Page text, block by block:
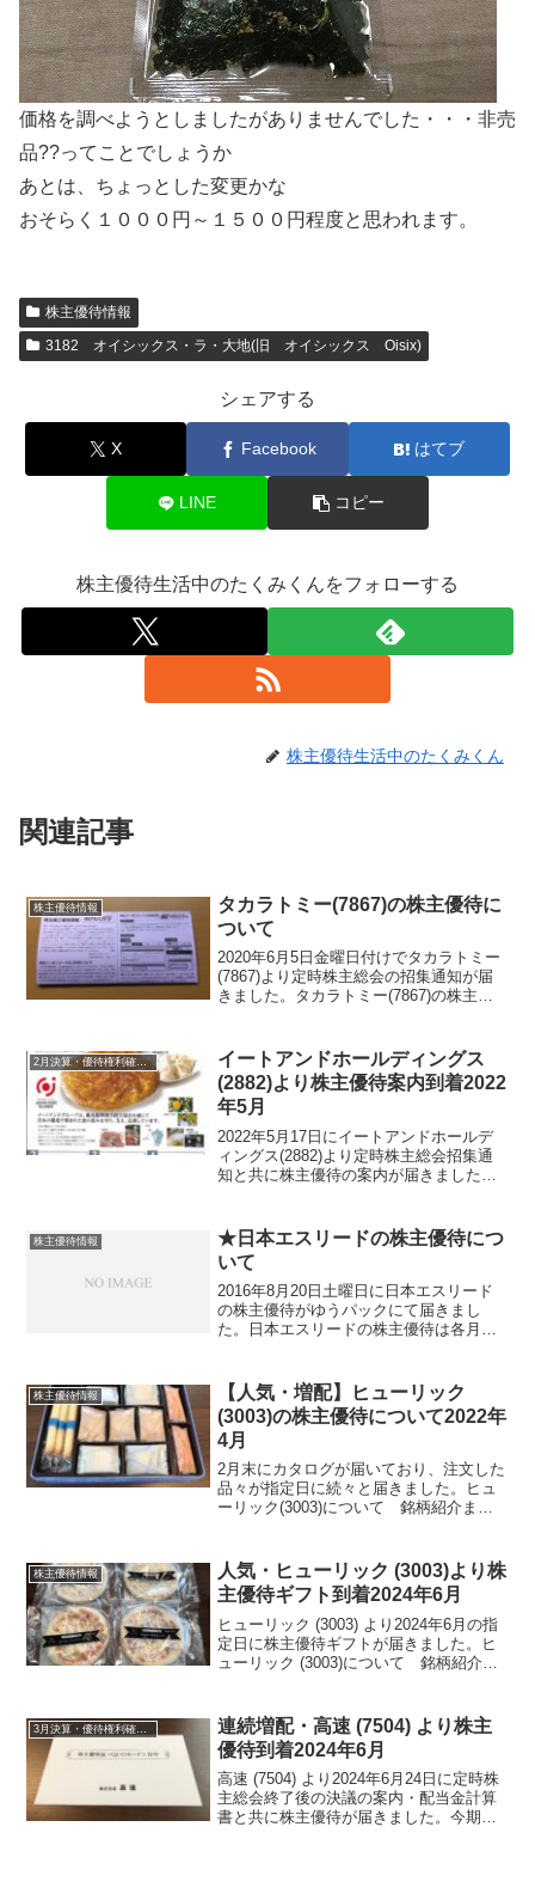
価格を調べようとしましたがありませんでした・・・非売
品??ってことでしょうか
あとは、ちょっとした変更かな
おそらく１０００円～１５００円程度と思われます。
株主優待情報
3182 オイシックス・ラ・大地(旧 オイシックス Oisix)
シェアする
X Facebook はてブ
LINE コピー
株主優待生活中のたくみくんをフォローする
株主優待生活中のたくみくん
関連記事
株主優待情報
タカラトミー(7867)の株主優待に
ついて
2020年6月5日金曜日付けでタカラトミー
(7867)より定時株主総会の招集通知が届
きました。タカラトミー(7867)の株主優
けます。保有期間によって異なりますが
最大4...
2月決算・優待権利確定銘柄
イートアンドホールディングス
(2882)より株主優待案内到着2022
年5月
2022年5月17日にイートアンドホールデ
ィングス(2882)より定時株主総会招集通
知と共に株主優待の案内が届きました。
にご紹介いたします。イートアンドホー
ルディ...
株主優待情報
★日本エスリードの株主優待につ
いて
2016年8月20日土曜日に日本エスリード
の株主優待がゆうパックにて届きまし
た。日本エスリードの株主優待は各月の
日ま間でお届けとなっておりましたが８
月はお盆があるためか...
株主優待情報
【人気・増配】ヒューリック
(3003)の株主優待について2022年
4月
2月末にカタログが届いており、注文した
品々が指定日に続々と届きました。ヒュ
ーリック(3003)について 銘柄紹介まず
行店舗ビル管理から出発した会社で、都
区内の駅近...
株主優待情報
人気・ヒューリック (3003)より株
主優待ギフト到着2024年6月
ヒューリック (3003) より2024年6月の指
定日に株主優待ギフトが届きました。ヒ
ューリック (3003)について 銘柄紹介ま
の銀行店舗ビル管理から出発した会...
連続増配・高速 (7504) より株主
優待到着2024年6月
高速 (7504) より2024年6月24日に定時株
主総会終了後の決議の案内・配当金計算
書と共に株主優待が届きました。今期期